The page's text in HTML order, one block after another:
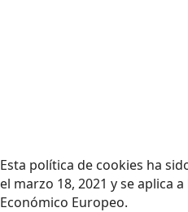
Esta política de cookies ha
el marzo 18, 2021 y se aplica
Económico Europeo.